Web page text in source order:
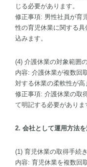
じる必要があります。
修正事項: 男性社員が育
性の育児休業に関する
込みます。
(4) 介護休業の対象範囲
内容: 介護休業が複数回
対する休業の柔軟性が高
修正事項: 介護休業の取
て明記する必要がありま
2. 会社として運用方法
(1) 育児休業の取得手続
内容: 育児休業を複数回